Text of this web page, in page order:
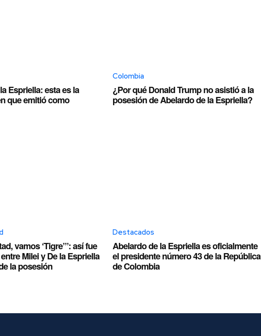
Espriella: esta es la
que emitió como
Colombia
¿Por qué Donald Trump no asistió a la
posesión de Abelardo de la Espriella?
vamos ‘Tigre’”: así fue
Milei y De la Espriella
la posesión
Destacados
Abelardo de la Espriella es oficialmente
el presidente número 43 de la República
de Colombia